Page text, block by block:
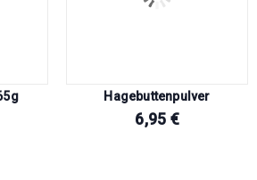
Hagebuttenpulver
6,95 €